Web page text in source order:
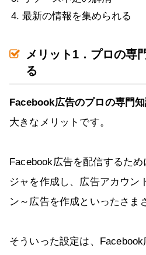
最新の情報を集められる
メリット1．プロの専
る
Facebook広告のプロの専門
大きなメリットです。
Facebook広告を配信するた
ジャを作成し、広告アカウン
ン～広告を作成といったさま
そういった設定は、